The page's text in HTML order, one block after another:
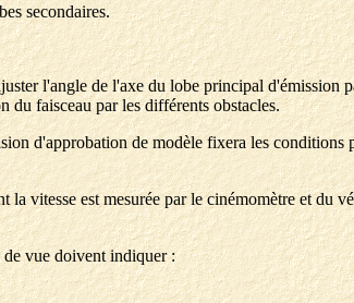
secondaires.
l'angle de l'axe du lobe principal d'émission
faisceau par les différents obstacles.
d'approbation de modèle fixera les
vitesse est mesurée par le cinémomètre et du
de vue doivent indiquer :